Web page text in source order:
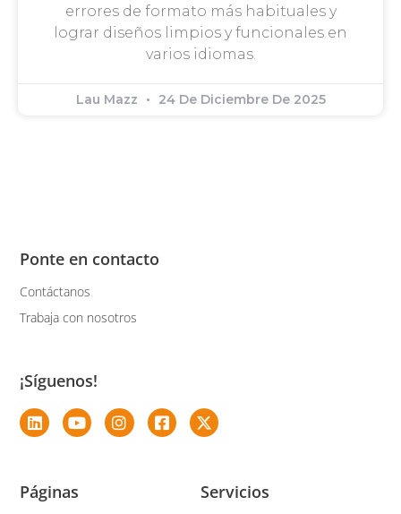
errores de formato más habituales y
lograr diseños limpios y funcionales en
varios idiomas.
Lau Mazz 24 De Diciembre De 2025
Servicios
Páginas
Ponte en contacto
Contáctanos
Trabaja con nosotros
¡Síguenos!